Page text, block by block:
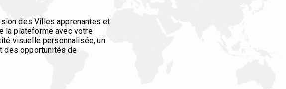
des Villes apprenantes et
la plateforme avec votre
visuelle personnalisée, un
des opportunités de